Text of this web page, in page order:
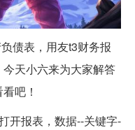
债表，用友t3财务报
天小六来为大家解答
吧！
开报表，数据--关键字-